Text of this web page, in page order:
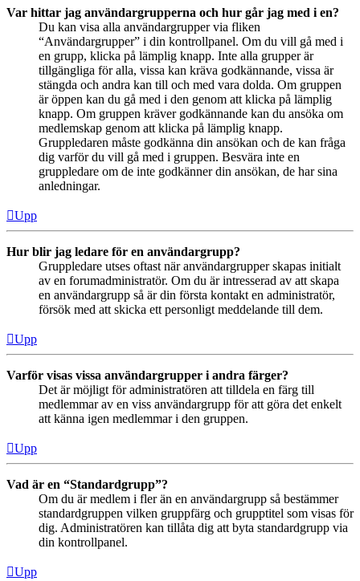
Var hittar jag användargrupperna och hur går jag med i en?
Du kan visa alla användargrupper via fliken
“Användargrupper” i din kontrollpanel. Om du vill gå med i
en grupp, klicka på lämplig knapp. Inte alla grupper är
tillgängliga för alla, vissa kan kräva godkännande, vissa är
stängda och andra kan till och med vara dolda. Om gruppen
är öppen kan du gå med i den genom att klicka på lämplig
knapp. Om gruppen kräver godkännande kan du ansöka om
medlemskap genom att klicka på lämplig knapp.
Gruppledaren måste godkänna din ansökan och de kan fråga
dig varför du vill gå med i gruppen. Besvära inte en
gruppledare om de inte godkänner din ansökan, de har sina
anledningar.
Upp
Hur blir jag ledare för en användargrupp?
Gruppledare utses oftast när användargrupper skapas initialt
av en forumadministratör. Om du är intresserad av att skapa
en användargrupp så är din första kontakt en administratör,
försök med att skicka ett personligt meddelande till dem.
Upp
Varför visas vissa användargrupper i andra färger?
Det är möjligt för administratören att tilldela en färg till
medlemmar av en viss användargrupp för att göra det enkelt
att känna igen medlemmar i den gruppen.
Upp
Vad är en “Standardgrupp”?
Om du är medlem i fler än en användargrupp så bestämmer
standardgruppen vilken gruppfärg och grupptitel som visas för
dig. Administratören kan tillåta dig att byta standardgrupp via
din kontrollpanel.
Upp